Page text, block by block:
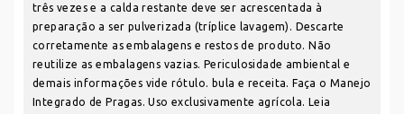
três vezes e a calda restante deve ser acrescentada à
preparação a ser pulverizada (tríplice lavagem). Descarte
corretamente as embalagens e restos de produto. Não
reutilize as embalagens vazias. Periculosidade ambiental e
demais informações vide rótulo. bula e receita. Faça o Manejo
Integrado de Pragas. Uso exclusivamente agrícola. Leia